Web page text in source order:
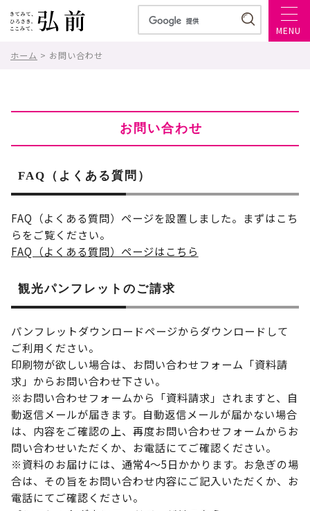
MENU
ホーム > お問い合わせ
お問い合わせ
FAQ（よくある質問）
FAQ（よくある質問）ページを設置しました。まずはこち
らをご覧ください。
FAQ（よくある質問）ページはこちら
観光パンフレットのご請求
パンフレットダウンロードページからダウンロードして
ご利用ください。
印刷物が欲しい場合は、お問い合わせフォーム「資料請
求」からお問い合わせ下さい。
※お問い合わせフォームから「資料請求」されますと、自
動返信メールが届きます。自動返信メールが届かない場合
は、内容をご確認の上、再度お問い合わせフォームからお
問い合わせいただくか、お電話にてご確認ください。
※資料のお届けには、通常4～5日かかります。お急ぎの場
合は、その旨をお問い合わせ内容にご記入いただくか、お
電話にてご確認ください。